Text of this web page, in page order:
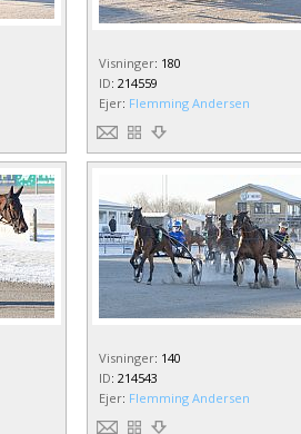
Visninger: 180
ID: 214559
Ejer: Flemming Andersen
Visninger: 140
ID: 214543
Ejer: Flemming Andersen